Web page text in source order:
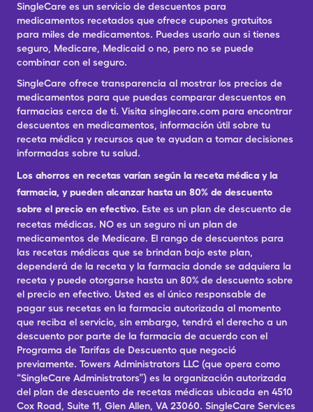
SingleCare es un servicio de descuentos para
medicamentos recetados que ofrece cupones gratuitos
para miles de medicamentos. Puedes usarlo aun si tienes
seguro, Medicare, Medicaid o no, pero no se puede
combinar con el seguro.
SingleCare ofrece transparencia al mostrar los precios de
medicamentos para que puedas comparar descuentos en
farmacias cerca de ti. Visita singlecare.com para encontrar
descuentos en medicamentos, información útil sobre tu
receta médica y recursos que te ayudan a tomar decisiones
informadas sobre tu salud.
Los ahorros en recetas varían según la receta médica y la
farmacia, y pueden alcanzar hasta un 80% de descuento
sobre el precio en efectivo. Este es un plan de descuento de
recetas médicas. NO es un seguro ni un plan de
medicamentos de Medicare. El rango de descuentos para
las recetas médicas que se brindan bajo este plan,
dependerá de la receta y la farmacia donde se adquiera la
receta y puede otorgarse hasta un 80% de descuento sobre
el precio en efectivo. Usted es el único responsable de
pagar sus recetas en la farmacia autorizada al momento
que reciba el servicio, sin embargo, tendrá el derecho a un
descuento por parte de la farmacia de acuerdo con el
Programa de Tarifas de Descuento que negoció
previamente. Towers Administrators LLC (que opera como
“SingleCare Administrators”) es la organización autorizada
del plan de descuento de recetas médicas ubicada en 4510
Cox Road, Suite 11, Glen Allen, VA 23060. SingleCare Services